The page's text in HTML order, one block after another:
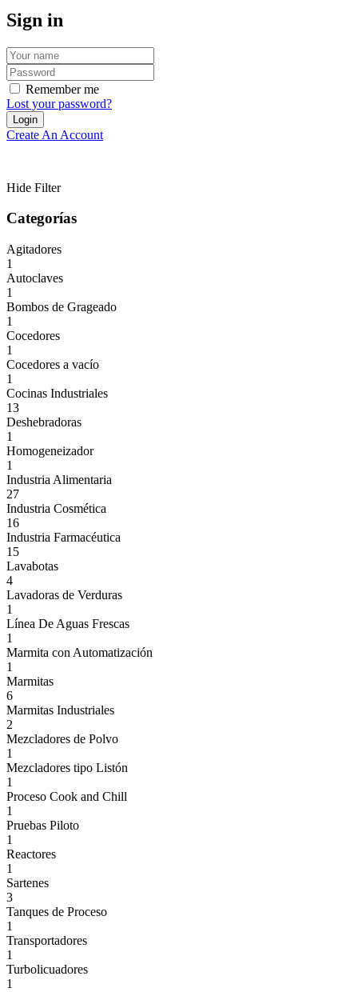
Sign in
Remember me
Lost your password?
Create An Account
Hide Filter
Categorías
Agitadores
1
Autoclaves
1
Bombos de Grageado
1
Cocedores
1
Cocedores a vacío
1
Cocinas Industriales
13
Deshebradoras
1
Homogeneizador
1
Industria Alimentaria
27
Industria Cosmética
16
Industria Farmacéutica
15
Lavabotas
4
Lavadoras de Verduras
1
Línea De Aguas Frescas
1
Marmita con Automatización
1
Marmitas
6
Marmitas Industriales
2
Mezcladores de Polvo
1
Mezcladores tipo Listón
1
Proceso Cook and Chill
1
Pruebas Piloto
1
Reactores
1
Sartenes
3
Tanques de Proceso
1
Transportadores
1
Turbolicuadores
1